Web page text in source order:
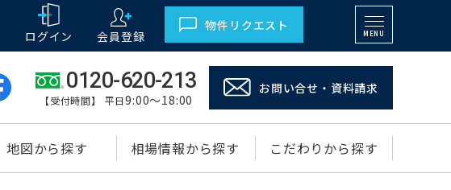
ログイン 会員登録
物件リクエスト
MENU
0120-620-213
【受付時間】 平日9:00～18:00
お問い合せ・資料請求
地図から探す 相場情報から探す こだわりから探す